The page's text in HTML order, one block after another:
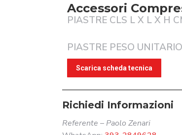
Accessori
PIASTRE CLS L X L X H
PIASTRE PESO
Scarica scheda tecnica
Richiedi Informazioni
Referente – Paolo Zenari